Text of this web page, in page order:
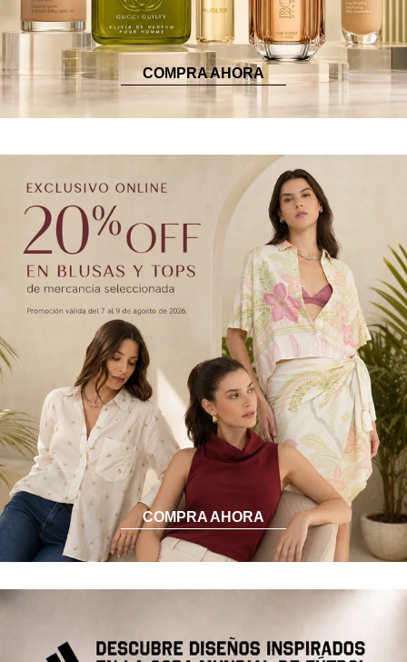
COMPRA AHORA
COMPRA AHORA